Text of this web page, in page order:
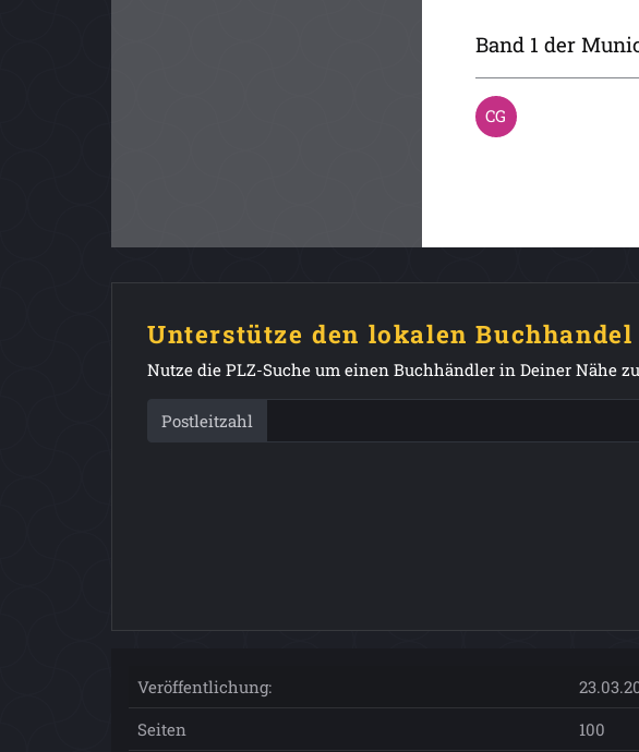
Band 1 der
Unterstütze den lokalen Buchhandel
Nutze die PLZ-Suche um einen Buchhändler in Deiner Nähe
Postleitzahl
Veröffentlichung:
Seiten
100